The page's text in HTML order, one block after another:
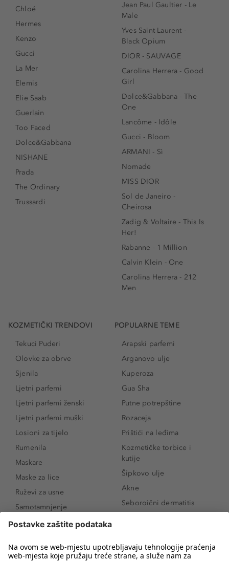
Chloé
Hermes
Kenzo
Gucci
La Mer
Elemis
Elie Saab
Guerlain
Too Faced
Dolce&Gabbana
NISHANE
Prada
The Ordinary
Trussardi
Jean Paul Gaultier - Le
Male
Yves Saint Laurent -
Black Opium
DIOR - SAUVAGE
Carolina Herrera - Good
Girl
Dolce&Gabbana - The
One
Lancôme - Idôle
Gucci - Bloom
ARMANI - Sì
Nomade
MISS DIOR
Sol de Janeiro -
Cheirosa
Zadig & Voltaire - This Is
Her!
Rabanne - 1 Million
Calvin Klein - One
Carolina Herrera - 212
Men
KOZMETIČKI TRENDOVI
Tekuci Puderi
Olovke za obrve
Sjenila
Ljetni parfemi
Ljetni parfemi ženski
Ljetni parfemi muški
Losioni za tijelo
Rumenila
Maskare
Maske za lice
Ruževi za usne
Samotamnjenje
Puderi
Proizvodi za obrve
POPULARNE TEME
Arapski parfemi
Arganovo ulje
Kuperoza
Gua Sha
Putne potrepštine
Rozaceja
Prištići na leđima
Kozmetičke torbice i
kutije
Šipkovo ulje
Akne
Seboroični dermatitis
Novo